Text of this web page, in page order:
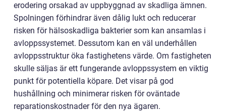
erodering orsakad av uppbyggnad av skadliga ämnen.
Spolningen förhindrar även dålig lukt och reducerar
risken för hälsoskadliga bakterier som kan ansamlas i
avloppssystemet. Dessutom kan en väl underhållen
avloppsstruktur öka fastighetens värde. Om fastigheten
skulle säljas är ett fungerande avloppssystem en viktig
punkt för potentiella köpare. Det visar på god
hushållning och minimerar risken för oväntade
reparationskostnader för den nya ägaren.